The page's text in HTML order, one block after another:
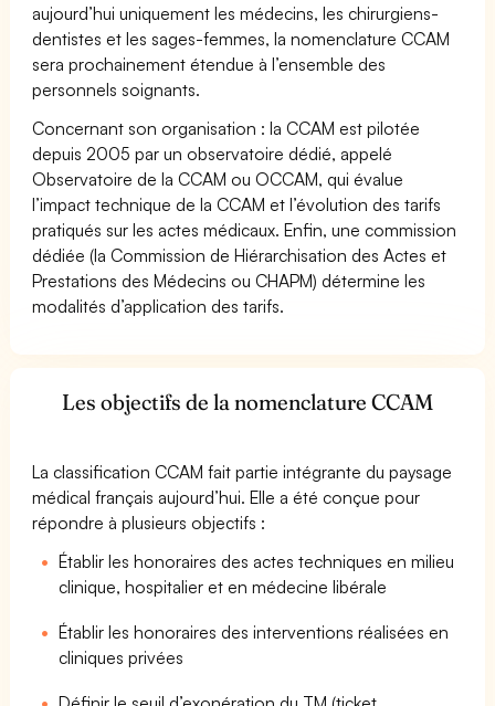
aujourd’hui uniquement les médecins, les chirurgiens-
dentistes et les sages-femmes, la nomenclature CCAM
sera prochainement étendue à l’ensemble des
personnels soignants.
Concernant son organisation : la CCAM est pilotée
depuis 2005 par un observatoire dédié, appelé
Observatoire de la CCAM ou OCCAM, qui évalue
l’impact technique de la CCAM et l’évolution des tarifs
pratiqués sur les actes médicaux. Enfin, une commission
dédiée (la Commission de Hiérarchisation des Actes et
Prestations des Médecins ou CHAPM) détermine les
modalités d’application des tarifs.
Les objectifs de la nomenclature CCAM
La classification CCAM fait partie intégrante du paysage
médical français aujourd’hui. Elle a été conçue pour
répondre à plusieurs objectifs :
Établir les honoraires des actes techniques en milieu
clinique, hospitalier et en médecine libérale
Établir les honoraires des interventions réalisées en
cliniques privées